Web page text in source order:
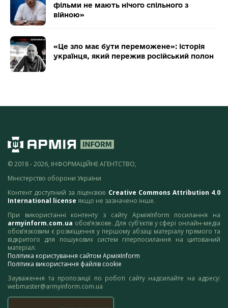
фільми не мають нічого спільного з
війною»
«Це зло має бути переможене»: історія
українця, який пережив російський полон
© 2018 - 2026, ІНФОРМАЦІЙНЕ АГЕНТСТВО,
Міністерство оборони України
Контент доступний за ліцензією Creative Commons Attribution 4.0
International license якщо не зазначено інше.
При використанні контенту з сайту АрміяInform посилання на
armyinform.com.ua обов’язкове. Для суб’єктів у сфері онлайн-медіа
обов’язковим є розміщення у першому абзаці матеріалу прямого та
відкритого для пошукових систем гіперпосилання на цитований
матеріал.
Політика користування сайтом АрміяInform
Політика використання файлів cookie
Зауваження та пропозиції по роботі сайту надсилайте на адресу:
webmaster@armyinform.com.ua